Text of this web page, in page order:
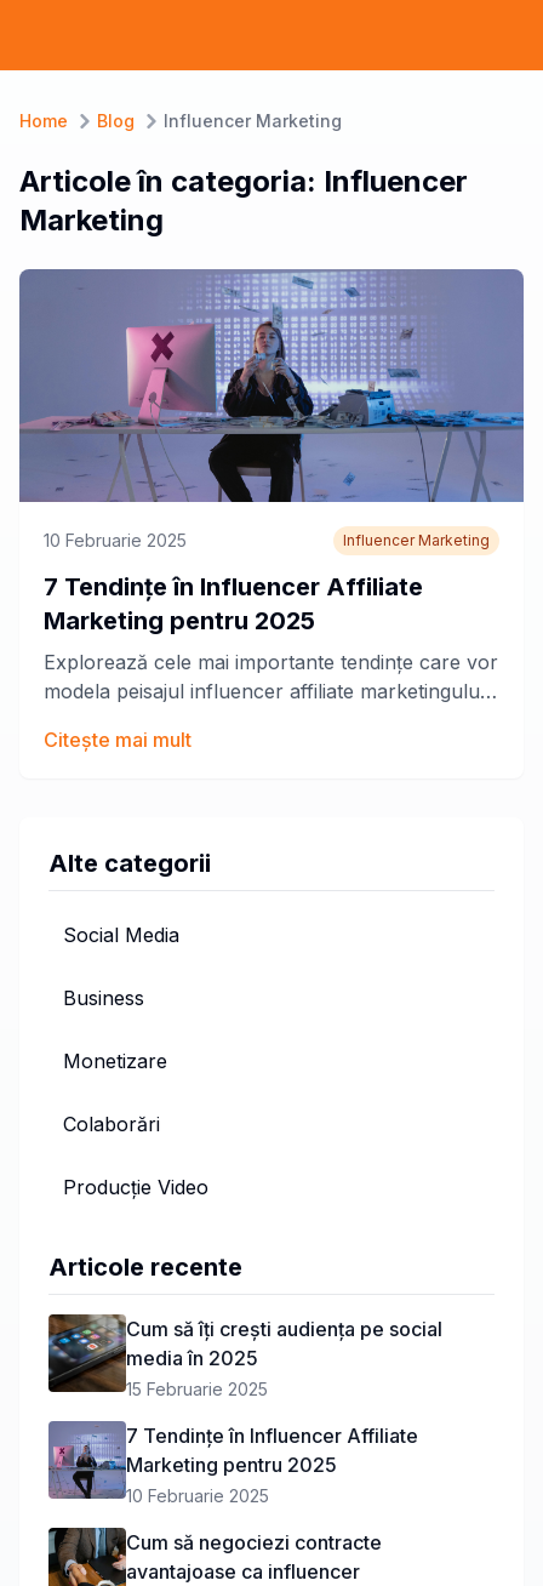
Home Blog Influencer Marketing
Articole în categoria: Influencer
Marketing
10 Februarie 2025 Influencer Marketing
7 Tendințe în Influencer Affiliate
Marketing pentru 2025
Explorează cele mai importante tendințe care vor
modela peisajul influencer affiliate marketingului
Citește mai mult
Alte categorii
Social Media
Business
Monetizare
Colaborări
Producție Video
Articole recente
Cum să îți crești audiența pe social
media în 2025
15 Februarie 2025
7 Tendințe în Influencer Affiliate
Marketing pentru 2025
10 Februarie 2025
Cum să negociezi contracte
avantajoase ca influencer